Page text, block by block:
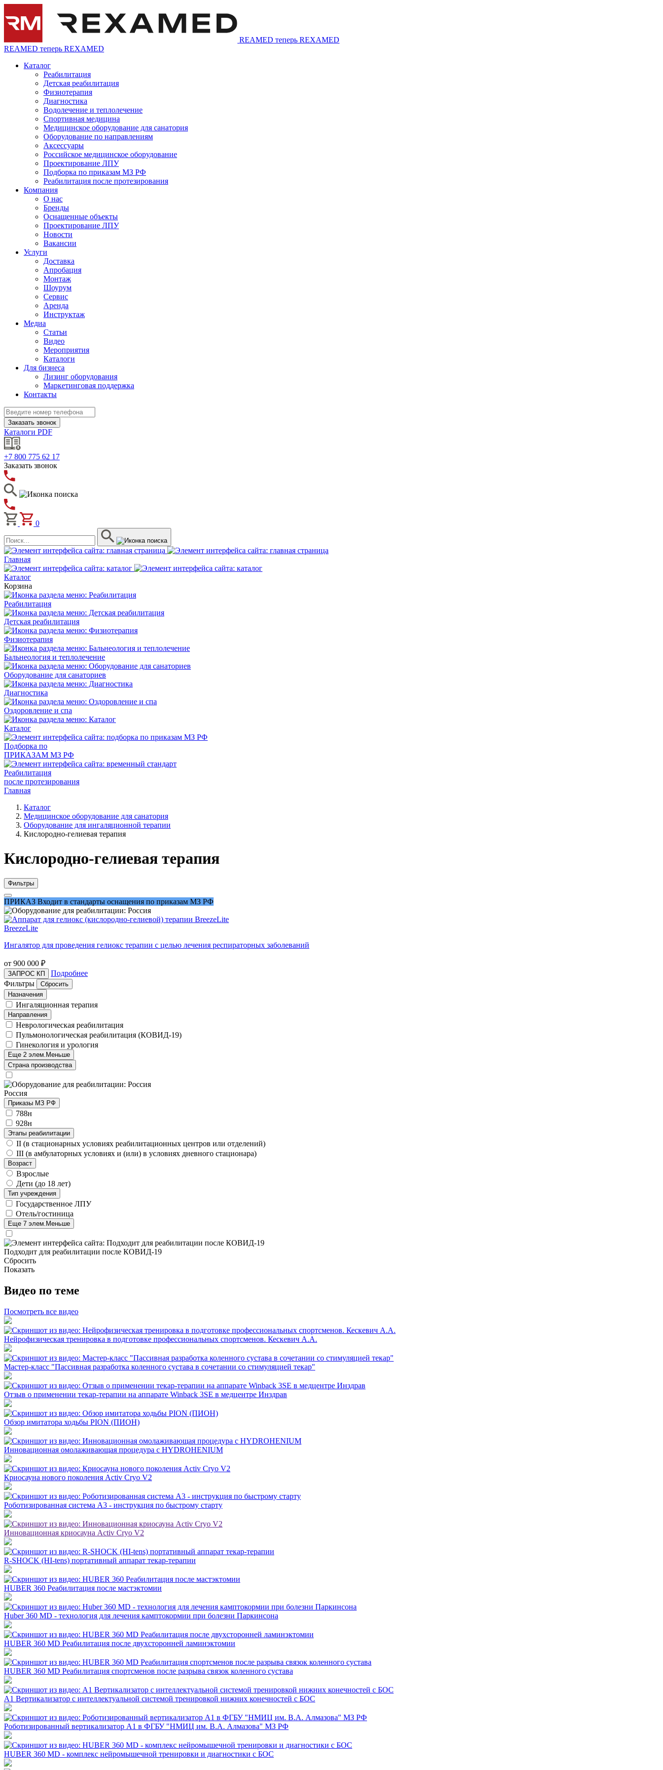
REAMED теперь REXAMED
REAMED теперь REXAMED
Каталог
Реабилитация
Детская реабилитация
Физиотерапия
Диагностика
Водолечение и теплолечение
Спортивная медицина
Медицинское оборудование для санатория
Оборудование по направлениям
Аксессуары
Российское медицинское оборудование
Проектирование ЛПУ
Подборка по приказам МЗ РФ
Реабилитация после протезирования
Компания
О нас
Бренды
Оснащенные объекты
Проектирование ЛПУ
Новости
Вакансии
Услуги
Доставка
Апробация
Монтаж
Шоурум
Сервис
Аренда
Инструктаж
Медиа
Статьи
Видео
Мероприятия
Каталоги
Для бизнеса
Лизинг оборудования
Маркетинговая поддержка
Контакты
Заказать звонок
Каталоги PDF
+7 800 775 62 17
Заказать звонок
0
Главная
Каталог
Корзина
Реабилитация
Детская реабилитация
Физиотерапия
Бальнеология и теплолечение
Оборудование для санаториев
Диагностика
Оздоровление и спа
Каталог
Подборка по
ПРИКАЗАМ МЗ РФ
Реабилитация
после протезирования
Главная
Каталог
Медицинское оборудование для санатория
Оборудование для ингаляционной терапии
Кислородно-гелиевая терапия
Кислородно-гелиевая терапия
Фильтры
ПРИКАЗ Входит в стандарты оснащения по приказам МЗ РФ
BreezeLite
Ингалятор для проведения гелиокс терапии с целью лечения респираторных заболеваний
от 900 000 ₽
ЗАПРОС КП
Подробнее
Фильтры
Сбросить
Назначения
Ингаляционная терапия
Направления
Неврологическая реабилитация
Пульмонологическая реабилитация (КОВИД-19)
Гинекология и урология
Еще 2 элем. Меньше
Страна производства
Россия
Приказы МЗ РФ
788н
928н
Этапы реабилитации
II (в стационарных условиях реабилитационных центров или отделений)
III (в амбулаторных условиях и (или) в условиях дневного стационара)
Возраст
Взрослые
Дети (до 18 лет)
Тип учреждения
Государственное ЛПУ
Отель/гостиница
Еще 7 элем. Меньше
Подходит для реабилитации после КОВИД-19
Сбросить
Показать
Видео по теме
Посмотреть все видео
Нейрофизическая тренировка в подготовке профессиональных спортсменов. Кескевич А.А.
Мастер-класс "Пассивная разработка коленного сустава в сочетании со стимуляцией текар"
Отзыв о применении текар-терапии на аппарате Winback 3SE в медцентре Инздрав
Обзор имитатора ходьбы PION (ПИОН)
Инновационная омолаживающая процедура c HYDROHENIUM
Криосауна нового поколения Activ Cryo V2
Роботизированная система А3 - инструкция по быстрому старту
Инновационная криосауна Activ Cryo V2
R-SHOCK (HI-tens) портативный аппарат текар-терапии
HUBER 360 Реабилитация после мастэктомии
Huber 360 MD - технология для лечения камптокормии при болезни Паркинсона
HUBER 360 MD Реабилитация после двухсторонней ламинэктомии
HUBER 360 MD Реабилитация спортсменов после разрыва связок коленного сустава
А1 Вертикализатор с интеллектуальной системой тренировкой нижних конечностей с БОС
Роботизированный вертикализатор А1 в ФГБУ "НМИЦ им. В.А. Алмазова" МЗ РФ
HUBER 360 MD - комплекс нейромышечной тренировки и диагностики с БОС